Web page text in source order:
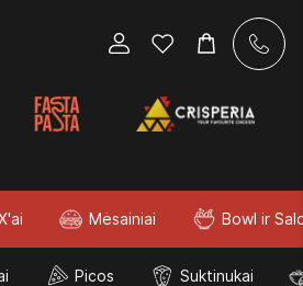
Mėsainiai Bowl ir
Picos Suktinukai